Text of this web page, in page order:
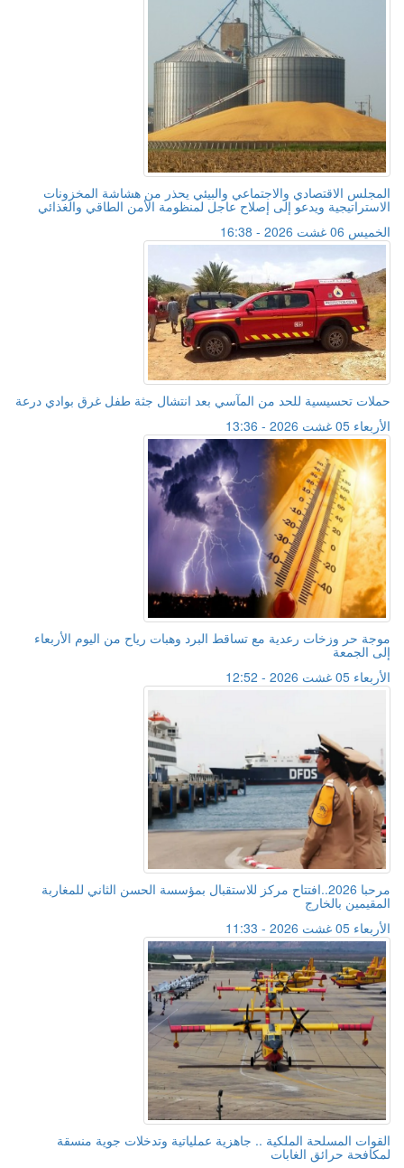
المجلس الاقتصادي والاجتماعي والبيئي يحذر من هشاشة المخزونات
الاستراتيجية ويدعو إلى إصلاح عاجل لمنظومة الأمن الطاقي والغذائي
الخميس 06 غشت 2026 - 16:38
حملات تحسيسية للحد من المآسي بعد انتشال جثة طفل غرق بوادي درعة
الأربعاء 05 غشت 2026 - 13:36
موجة حر وزخات رعدية مع تساقط البرد وهبات رياح من اليوم الأربعاء
إلى الجمعة
الأربعاء 05 غشت 2026 - 12:52
مرحبا 2026..افتتاح مركز للاستقبال بمؤسسة الحسن الثاني للمغاربة
المقيمين بالخارج
الأربعاء 05 غشت 2026 - 11:33
القوات المسلحة الملكية .. جاهزية عملياتية وتدخلات جوية منسقة
لمكافحة حرائق الغابات